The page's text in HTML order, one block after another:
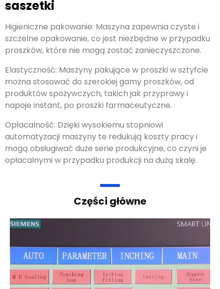
saszetki
Higieniczne pakowanie: Maszyna zapewnia czyste i
szczelne opakowanie, co jest niezbędne w przypadku
proszków, które nie mogą zostać zanieczyszczone.
Elastyczność: Maszyny pakujące w proszki w sztyfcie
można stosować do szerokiej gamy proszków, od
produktów spożywczych, takich jak przyprawy i
napoje instant, po proszki farmaceutyczne.
Opłacalność: Dzięki wysokiemu stopniowi
automatyzacji maszyny te redukują koszty pracy i
mogą obsługiwać duże serie produkcyjne, co czyni je
opłacalnymi w przypadku produkcji na dużą skalę.
Części główne